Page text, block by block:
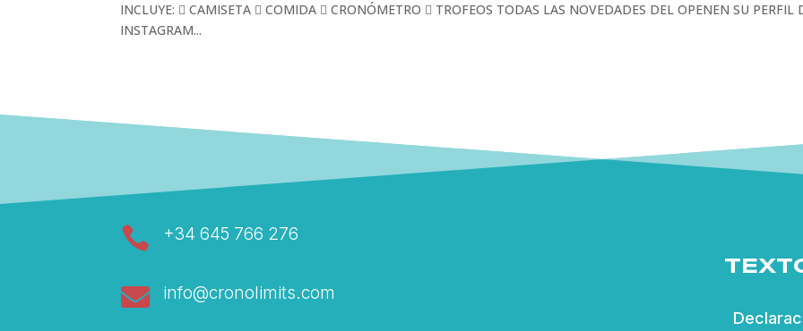
INCLUYE:  CAMISETA  COMIDA  CRONÓMETRO  TROFEOS TODAS LAS NOVEDADES DEL OPENEN SU PERFIL
INSTAGRAM...
 +34 645 766 276
 info@cronolimits.com